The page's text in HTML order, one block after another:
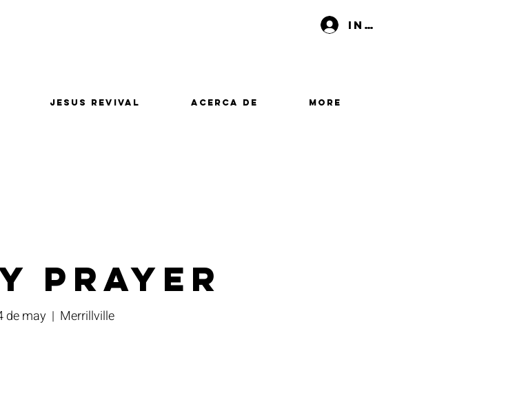
Iniciar sesión
Jesus Revival Acerca de More
Prayer
de may
  |
Merrillville